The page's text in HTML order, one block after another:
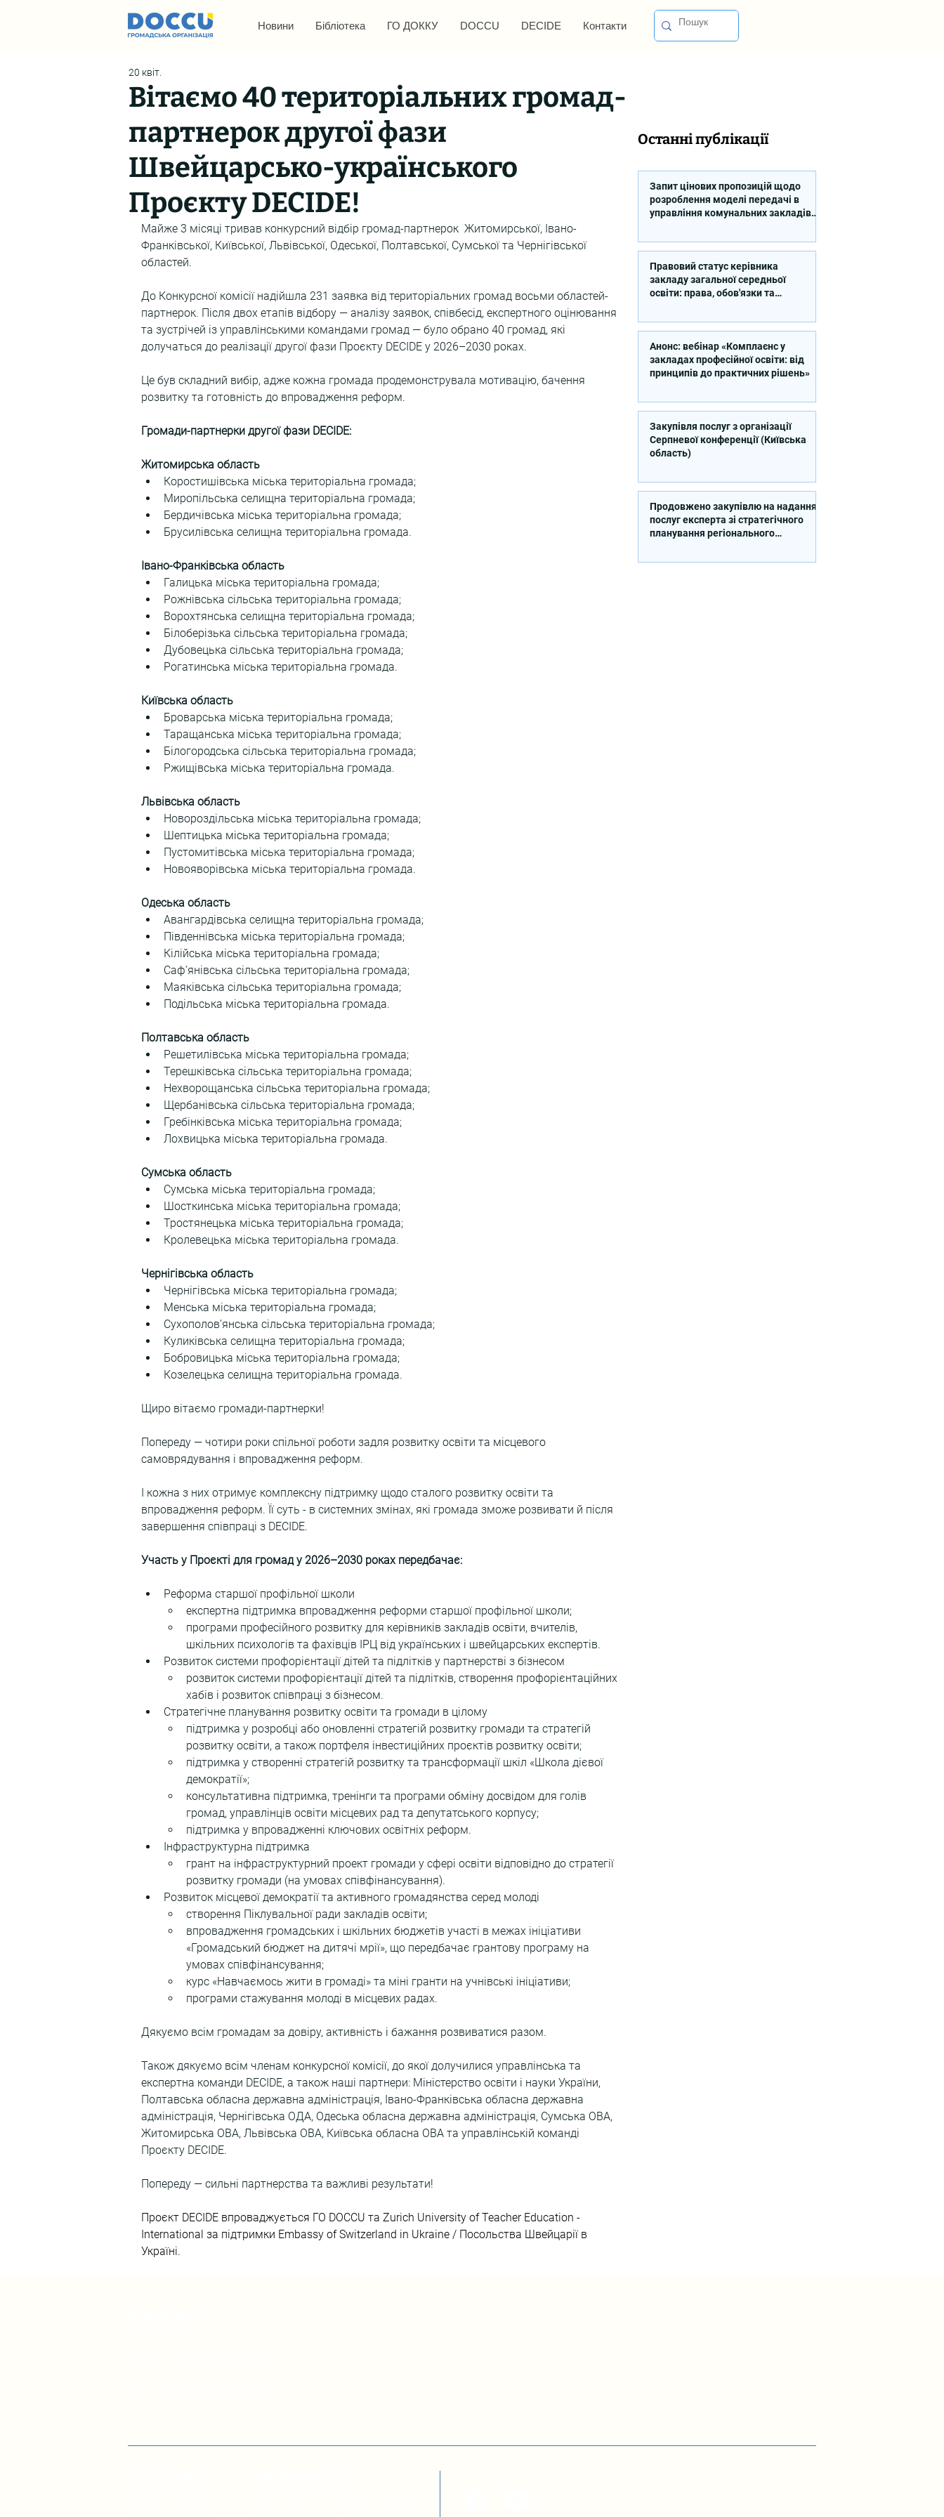
Новини Бібліотека ГО ДОККУ DOCCU DECIDE Контакти
Вітаємо 40 територіальних громад-
партнерок другої фази
Швейцарсько-українського
Проєкту DECIDE!
20 квіт.
Майже 3 місяці тривав конкурсний відбір громад-партнерок  Житомирської, Івано-
Франківської, Київської, Львівської, Одеської, Полтавської, Сумської та Чернігівської
областей.
До Конкурсної комісії надійшла 231 заявка від територіальних громад восьми областей-
партнерок. Після двох етапів відбору — аналізу заявок, співбесід, експертного оцінювання
та зустрічей із управлінськими командами громад — було обрано 40 громад, які
долучаться до реалізації другої фази Проєкту DECIDE у 2026–2030 роках.
Це був складний вибір, адже кожна громада продемонструвала мотивацію, бачення
розвитку та готовність до впровадження реформ.
Громади-партнерки другої фази DECIDE:
Житомирська область
Коростишівська міська територіальна громада;
Миропільська селищна територіальна громада;
Бердичівська міська територіальна громада;
Брусилівська селищна територіальна громада.
Івано-Франківська область
Галицька міська територіальна громада;
Рожнівська сільська територіальна громада;
Ворохтянська селищна територіальна громада;
Білоберізька сільська територіальна громада;
Дубовецька сільська територіальна громада;
Рогатинська міська територіальна громада.
Київська область
Броварська міська територіальна громада;
Таращанська міська територіальна громада;
Білогородська сільська територіальна громада;
Ржищівська міська територіальна громада.
Львівська область
Новороздільська міська територіальна громада;
Шептицька міська територіальна громада;
Пустомитівська міська територіальна громада;
Новояворівська міська територіальна громада.
Одеська область
Авангардівська селищна територіальна громада;
Південнівська міська територіальна громада;
Кілійська міська територіальна громада;
Саф’янівська сільська територіальна громада;
Маяківська сільська територіальна громада;
Подільська міська територіальна громада.
Полтавська область
Решетилівська міська територіальна громада;
Терешківська сільська територіальна громада;
Нехворощанська сільська територіальна громада;
Щербанівська сільська територіальна громада;
Гребінківська міська територіальна громада;
Лохвицька міська територіальна громада.
Сумська область
Сумська міська територіальна громада;
Шосткинська міська територіальна громада;
Тростянецька міська територіальна громада;
Кролевецька міська територіальна громада.
Чернігівська область
Чернігівська міська територіальна громада;
Менська міська територіальна громада;
Сухополов’янська сільська територіальна громада;
Куликівська селищна територіальна громада;
Бобровицька міська територіальна громада;
Козелецька селищна територіальна громада.
Щиро вітаємо громади-партнерки!
Попереду — чотири роки спільної роботи задля розвитку освіти та місцевого
самоврядування і впровадження реформ.
І кожна з них отримує комплексну підтримку щодо сталого розвитку освіти та
впровадження реформ. Її суть - в системних змінах, які громада зможе розвивати й після
завершення співпраці з DECIDE.
Участь у Проєкті для громад у 2026–2030 роках передбачає:
Реформа старшої профільної школи
експертна підтримка впровадження реформи старшої профільної школи;
програми професійного розвитку для керівників закладів освіти, вчителів,
шкільних психологів та фахівців ІРЦ від українських і швейцарських експертів.
Розвиток системи профорієнтації дітей та підлітків у партнерстві з бізнесом
розвиток системи профорієнтації дітей та підлітків, створення профорієнтаційних
хабів і розвиток співпраці з бізнесом.
Стратегічне планування розвитку освіти та громади в цілому
підтримка у розробці або оновленні стратегій розвитку громади та стратегій
розвитку освіти, а також портфеля інвестиційних проєктів розвитку освіти;
підтримка у створенні стратегій розвитку та трансформації шкіл «Школа дієвої
демократії»;
консультативна підтримка, тренінги та програми обміну досвідом для голів
громад, управлінців освіти місцевих рад та депутатського корпусу;
підтримка у впровадженні ключових освітніх реформ.
Інфраструктурна підтримка
грант на інфраструктурний проект громади у сфері освіти відповідно до стратегії
розвитку громади (на умовах співфінансування).
Розвиток місцевої демократії та активного громадянства серед молоді
створення Піклувальної ради закладів освіти;
впровадження громадських і шкільних бюджетів участі в межах ініціативи
«Громадський бюджет на дитячі мрії», що передбачає грантову програму на
умовах співфінансування;
курс «Навчаємось жити в громаді» та міні гранти на учнівські ініціативи;
програми стажування молоді в місцевих радах.
Дякуємо всім громадам за довіру, активність і бажання розвиватися разом.
Також дякуємо всім членам конкурсної комісії, до якої долучилися управлінська та
експертна команди DECIDE, а також наші партнери: Міністерство освіти і науки України,
Полтавська обласна державна адміністрація, Івано-Франківська обласна державна
адміністрація, Чернігівська ОДА, Одеська обласна державна адміністрація, Сумська ОВА,
Житомирська ОВА, Львівська ОВА, Київська обласна ОВА та управлінській команді
Проєкту DECIDE.
Попереду — сильні партнерства та важливі результати!
Проєкт DECIDE впроваджується ГО DOCCU та Zurich University of Teacher Education -
International за підтримки Embassy of Switzerland in Ukraine / Посольства Швейцарії в
Україні.
Останні публікації
Запит цінових пропозицій щодо
розроблення моделі передачі в
управління комунальних закладів
Правовий статус керівника
закладу загальної середньої
освіти: права, обов'язки та
Анонс: вебінар «Комплаєнс у
закладах професійної освіти: від
принципів до практичних рішень»
Закупівля послуг з організації
Серпневої конференції (Київська
область)
Продовжено закупівлю на надання
послуг експерта зі стратегічного
планування регіонального
реалізації Швейцарсько-